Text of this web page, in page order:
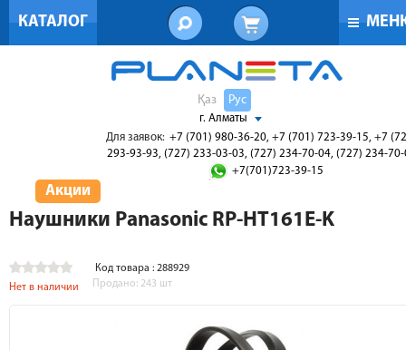
КАТАЛОГ
Қаз Рус
г. Алматы
Для заявок: +7 (701) 980-36-20, +7 (701) 723-39-15, +7
293-93-93, (727) 233-03-03, (727) 234-70-04, (727) 234-
+7(701)723-39-15
Акции
Наушники Panasonic RP-HT161E-K
Код товара : 288929
Нет в наличии
Продано: 243 шт